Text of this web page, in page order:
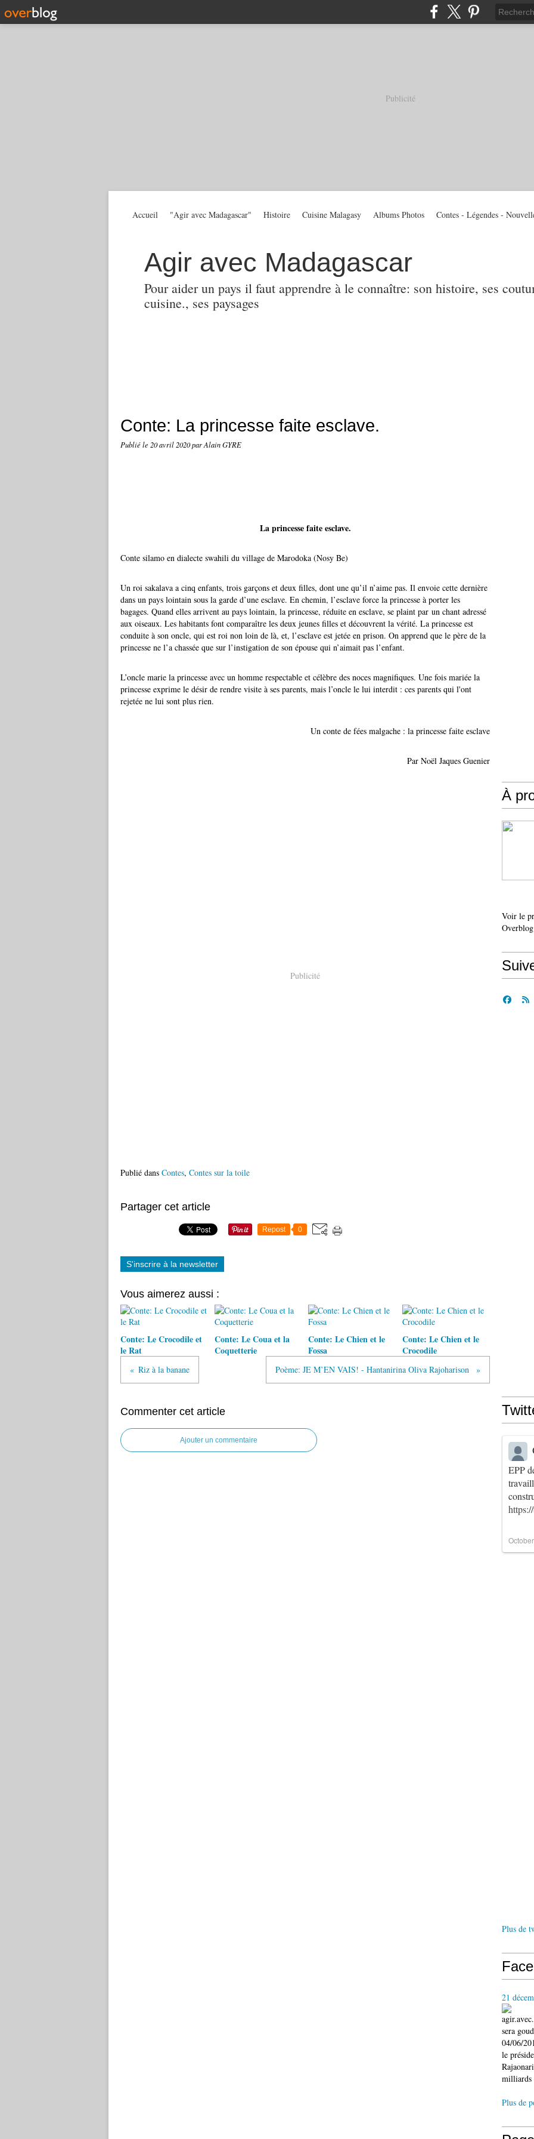
Publicité
Agir avec Madagascar
Pour aider un pays il faut apprendre à le connaître: son histoire, ses
cuisine., ses paysages
Accueil "Agir avec Madagascar" Histoire Cuisine Malagasy Albums Photos Contes - Légendes -
Conte: La princesse faite esclave.
Publié le 20 avril 2020par Alain GYRE
La princesse faite esclave.
Conte silamo en dialecte swahili du village de Marodoka (Nosy Be)
Un roi sakalava a cinq enfants, trois garçons et deux filles, dont une qu’il n’aime pas. Il envoie cette dernière
dans un pays lointain sous la garde d’une esclave. En chemin, l’esclave force la princesse à porter les
bagages. Quand elles arrivent au pays lointain, la princesse, réduite en esclave, se plaint par un chant adressé
aux oiseaux. Les habitants font comparaître les deux jeunes filles et découvrent la vérité. La princesse est
conduite à son oncle, qui est roi non loin de là, et, l’esclave est jetée en prison. On apprend que le père de la
princesse ne l’a chassée que sur l’instigation de son épouse qui n’aimait pas l’enfant.
L’oncle marie la princesse avec un homme respectable et célèbre des noces magnifiques. Une fois mariée la
princesse exprime le désir de rendre visite à ses parents, mais l’oncle le lui interdit : ces parents qui l'ont
rejetée ne lui sont plus rien.
Un conte de fées malgache : la princesse faite esclave
Par Noël Jaques Guenier
Publicité
Publié dans Contes, Contes sur la toile
Partager cet article
Repost 0
S'inscrire à la newsletter
Vous aimerez aussi :
Conte: Le Crocodile et
le Rat
Conte: Le Coua et la
Coquetterie
Conte: Le Chien et le
Fossa
Conte: Le Chien et le
Crocodile
Riz à la banane Poème: JE M’EN VAIS! - Hantanirina Oliva Rajoharison
Commenter cet article
Ajouter un commentaire
À
Voir le
Overblog
EPP
Plus de
21
sera
04/06/
le
milliards
Plus de